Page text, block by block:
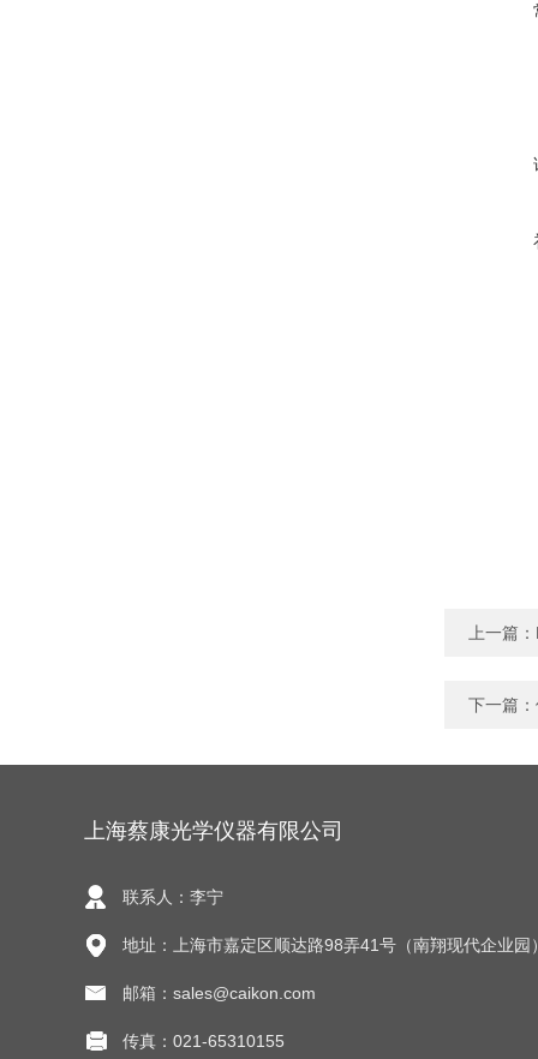
上一篇：
下一篇：
上海蔡康光学仪器有限公司
联系人：李宁
地址：上海市嘉定区顺达路98弄41号（南翔现代企业园
邮箱：sales@caikon.com
传真：021-65310155